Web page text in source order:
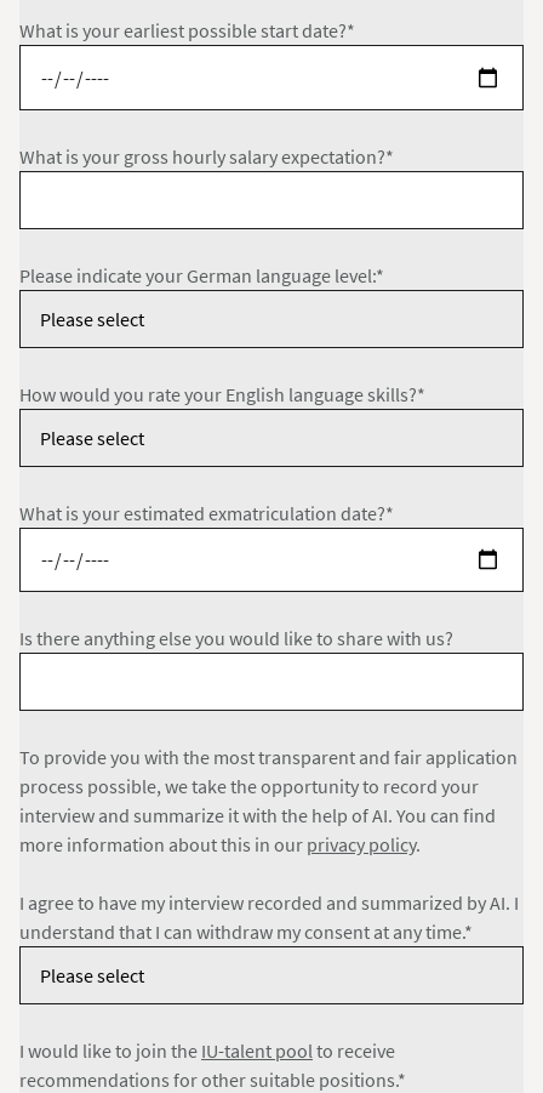
What is your earliest possible start date?*
What is your gross hourly salary expectation?*
Please indicate your German language level:*
How would you rate your English language skills?*
What is your estimated exmatriculation date?*
Is there anything else you would like to share with us?
To provide you with the most transparent and fair application
process possible, we take the opportunity to record your
interview and summarize it with the help of AI. You can find
more information about this in our privacy policy.
I agree to have my interview recorded and summarized by AI. I
understand that I can withdraw my consent at any time.*
I would like to join the IU-talent pool to receive
recommendations for other suitable positions.*